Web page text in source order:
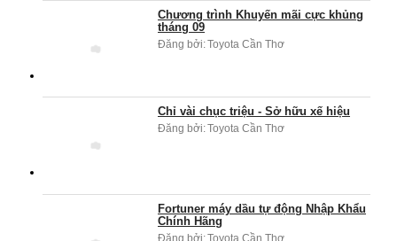
Chương trình Khuyến mãi cực khủng
tháng 09
Đăng bởi:Toyota Cần Thơ
Chỉ vài chục triệu - Sở hữu xế hiệu
Đăng bởi:Toyota Cần Thơ
Fortuner máy dầu tự động Nhập Khẩu
Chính Hãng
Đăng bởi:Toyota Cần Thơ